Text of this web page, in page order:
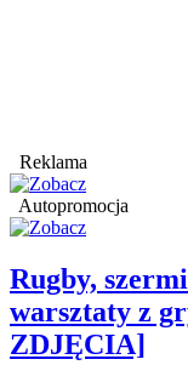
Reklama
Autopromocja
Rugby,
warsztaty z
ZDJĘCIA]